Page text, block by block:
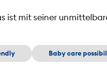
ist mit seiner
Baby care